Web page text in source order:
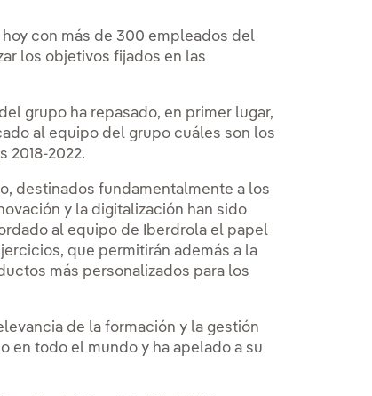
con más de 300 empleados del
los objetivos fijados en las
grupo ha repasado, en primer lugar,
al equipo del grupo cuáles son los
2018-2022.
destinados fundamentalmente a los
y la digitalización han sido
al equipo de Iberdrola el papel
que permitirán además a la
más personalizados para los
de la formación y la gestión
en todo el mundo y ha apelado a su